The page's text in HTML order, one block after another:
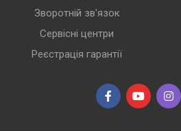
Зворотній зв'язок
Сервісні центри
Реєстрація гарантії